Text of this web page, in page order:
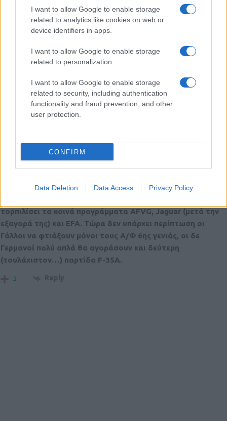
I want to allow Google to enable storage
related to analytics like cookies on web or
device identifiers in apps.
I want to allow Google to enable storage
related to personalization.
I want to allow Google to enable storage
related to security, including authentication
functionality and fraud prevention, and other
user protection.
CONFIRM
Data Deletion Data Access Privacy Policy
της υποδήματα και δηλητηριάζει τον πλανήτη για την
εξωφρενική παραγωγή αυτών των οχημάτων.
15ετια κουστουμαρισμενου κ…λοβαρεματος αλλήλων , ο
καθένας με τα δικά του αστεία κόμπλεξ , δυσλειτουργίες και
Δεν υπάρχει ελπίδα για αυτή την ήπειρο.
Reply
Βασίλης Σιταράς(@sitaras)
9 Ιουνίου 2026 18:09 #733143
Oops!…I Did It Again… Η ιστορία επαναλαμβάνεται με
τορπιλίσει τα κοινά προγράμματα AFVG, Jaguar (μετά την
εξαγορά της) και EFA. Τώρα δεν υπάρχει περίπτωση οι
Γάλλοι να φτιάξουν μόνοι τους Α/Φ 6ης γενιάς, οι δε
Γερμανοί πολύ απλά θα αγοράσουν και δεύτερη
(τουλάχιστον…) παρτίδα F-35A.
5 Reply